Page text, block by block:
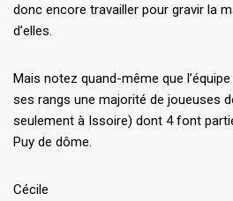
donc encore travailler pour gravir la
d’elles.
Mais notez quand-même que
ses rangs une majorité de joueuses
seulement à Issoire) dont 4 font
Puy de dôme.
Cécile